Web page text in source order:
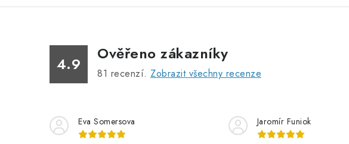
4.9
Ověřeno zákazníky
81 recenzí. Zobrazit všechny recenze
Eva Somersova Jaromír Funiok